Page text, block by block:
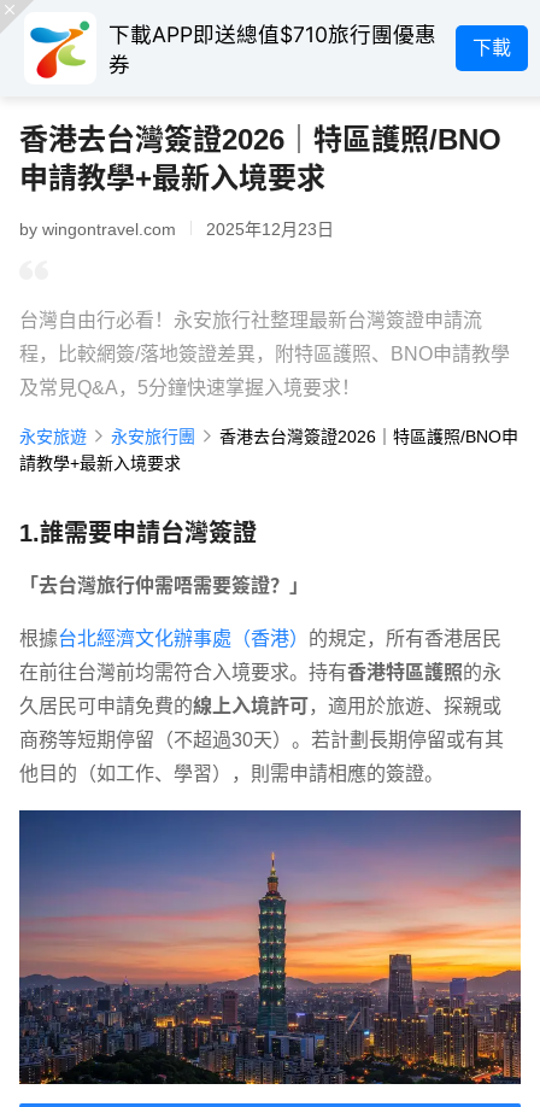
下載APP即送總值$710旅行團優惠
券
下載
香港去台灣簽證2026｜特區護照/BNO
申請教學+最新入境要求
by wingontravel.com 2025年12月23日
台灣自由行必看！永安旅行社整理最新台灣簽證申請流
程，比較網簽/落地簽證差異，附特區護照、BNO申請教學
及常見Q&A，5分鐘快速掌握入境要求！
永安旅遊 永安旅行團
香港去台灣簽證2026｜特區護照/BNO申
請教學+最新入境要求
1.誰需要申請台灣簽證
「去台灣旅行仲需唔需要簽證？」
根據台北經濟文化辦事處（香港） 的規定，所有香港居民
在前往台灣前均需符合入境要求。持有香港特區護照的永
久居民可申請免費的線上入境許可，適用於旅遊、探親或
商務等短期停留（不超過30天）。若計劃長期停留或有其
他目的（如工作、學習），則需申請相應的簽證。